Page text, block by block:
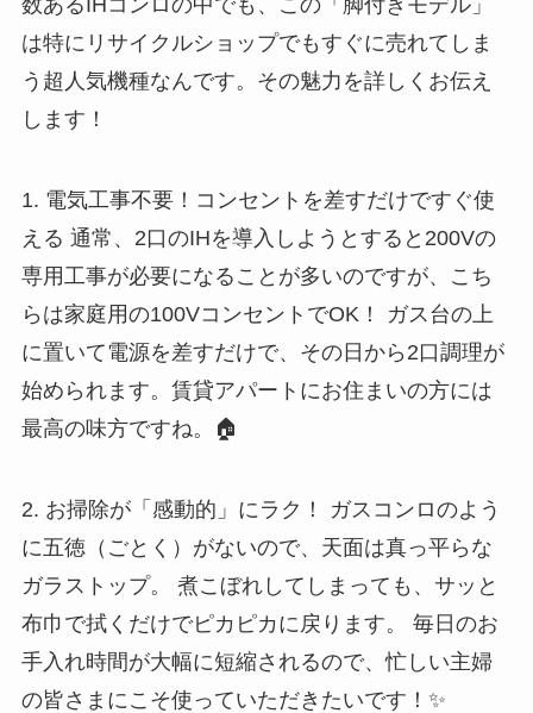
は特にリサイクルショップでもすぐに売れてしま
う超人気機種なんです。その魅力を詳しくお伝え
します！
1. 電気工事不要！コンセントを差すだけですぐ使
える 通常、2口のIHを導入しようとすると200Vの
専用工事が必要になることが多いのですが、こち
らは家庭用の100VコンセントでOK！ ガス台の上
に置いて電源を差すだけで、その日から2口調理が
始められます。賃貸アパートにお住まいの方には
最高の味方ですね。🏠
2. お掃除が「感動的」にラク！ ガスコンロのよう
に五徳（ごとく）がないので、天面は真っ平らな
ガラストップ。 煮こぼれしてしまっても、サッと
布巾で拭くだけでピカピカに戻ります。 毎日のお
手入れ時間が大幅に短縮されるので、忙しい主婦
の皆さまにこそ使っていただきたいです！✨